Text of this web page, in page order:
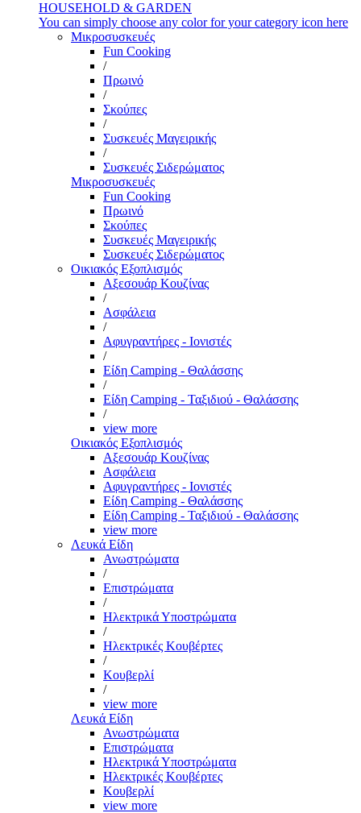
HOUSEHOLD & GARDEN
You can simply choose any color for your category icon here
Μικροσυσκευές
Fun Cooking
/
Πρωινό
/
Σκούπες
/
Συσκευές Μαγειρικής
/
Συσκευές Σιδερώματος
Μικροσυσκευές
Fun Cooking
Πρωινό
Σκούπες
Συσκευές Μαγειρικής
Συσκευές Σιδερώματος
Οικιακός Εξοπλισμός
Αξεσουάρ Κουζίνας
/
Ασφάλεια
/
Αφυγραντήρες - Ιονιστές
/
Είδη Camping - Θαλάσσης
/
Είδη Camping - Ταξιδιού - Θαλάσσης
/
view more
Οικιακός Εξοπλισμός
Αξεσουάρ Κουζίνας
Ασφάλεια
Αφυγραντήρες - Ιονιστές
Είδη Camping - Θαλάσσης
Είδη Camping - Ταξιδιού - Θαλάσσης
view more
Λευκά Είδη
Ανωστρώματα
/
Επιστρώματα
/
Ηλεκτρικά Υποστρώματα
/
Ηλεκτρικές Κουβέρτες
/
Κουβερλί
/
view more
Λευκά Είδη
Ανωστρώματα
Επιστρώματα
Ηλεκτρικά Υποστρώματα
Ηλεκτρικές Κουβέρτες
Κουβερλί
view more